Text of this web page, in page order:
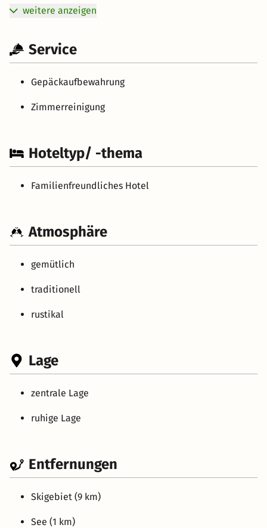
weitere anzeigen
Service
Gepäckaufbewahrung
Zimmerreinigung
Hoteltyp/ -thema
Familienfreundliches Hotel
Atmosphäre
gemütlich
traditionell
rustikal
Lage
zentrale Lage
ruhige Lage
Entfernungen
Skigebiet (9 km)
See (1 km)